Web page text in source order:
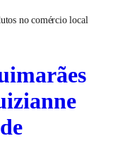
no comércio local